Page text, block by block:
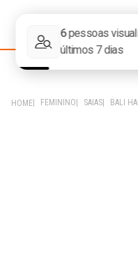
FEMININO SAIAS BALI HAI